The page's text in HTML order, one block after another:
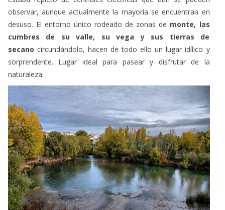
desuso. El entorno único rodeado de zonas de
monte, las
cumbres de su valle, su vega y sus tierras de
circundándolo, hacen de todo ello un lugar idílico y
sorprendente. Lugar ideal para pasear y disfrutar de la